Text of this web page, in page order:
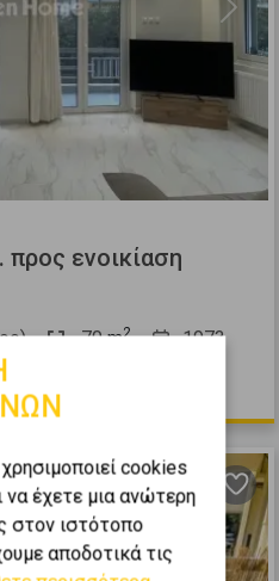
Next
ενοικίαση
70m2 1973
cookies
να έχετε μια ανώτερη
στον ιστότοπο
αποδοτικά τις